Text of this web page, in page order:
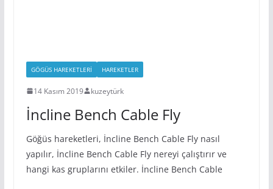
GÖGÜS HAREKETLERI HAREKETLER
14 Kasım 2019 kuzeytürk
İncline Bench Cable Fly
Göğüs hareketleri, İncline Bench Cable Fly nasıl
yapılır, İncline Bench Cable Fly nereyi çalıştırır ve
hangi kas gruplarını etkiler. İncline Bench Cable